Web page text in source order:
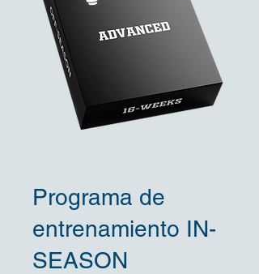
Programa de
entrenamiento IN-
SEASON